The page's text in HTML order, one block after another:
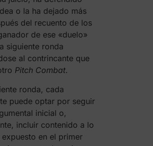
o la ha dejado más
del recuento de los
de ese «duelo»
siguiente ronda
al contrincante que
Pitch Combat.
ronda, cada
puede optar por seguir
inicial o,
incluir contenido a lo
expuesto en el primer